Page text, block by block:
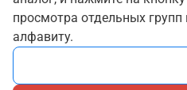
просмотра отдельных групп
алфавиту.